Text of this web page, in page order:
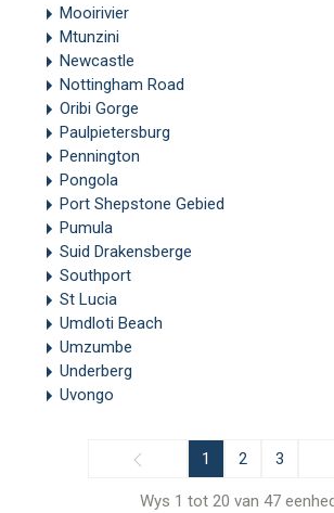
Mooirivier
Mtunzini
Newcastle
Nottingham Road
Oribi Gorge
Paulpietersburg
Pennington
Pongola
Port Shepstone Gebied
Pumula
Suid Drakensberge
Southport
St Lucia
Umdloti Beach
Umzumbe
Underberg
Uvongo
1 2 3
Wys 1 tot 20 van 47